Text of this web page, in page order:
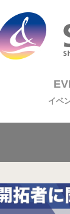
イベ